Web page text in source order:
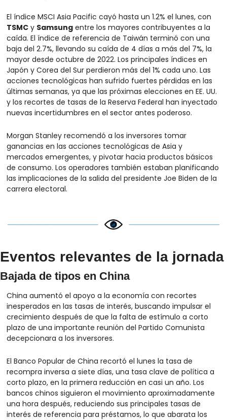
TSMC y Samsung entre los mayores contribuyentes a la
caída. El índice de referencia de Taiwán terminó con una
baja del 2.7%, llevando su caída de 4 días a más del 7%, la
mayor desde octubre de 2022. Los principales índices en
Japón y Corea del Sur perdieron más del 1% cada uno. Las
acciones tecnológicas han sufrido fuertes pérdidas en las
últimas semanas, ya que las próximas elecciones en EE. UU.
y los recortes de tasas de la Reserva Federal han inyectado
nuevas incertidumbres en el sector antes poderoso.
Morgan Stanley recomendó a los inversores tomar
ganancias en las acciones tecnológicas de Asia y
mercados emergentes, y pivotar hacia productos básicos
de consumo. Los operadores también estaban planificando
las implicaciones de la salida del presidente Joe Biden de la
carrera electoral.
Eventos relevantes de la jornada
Bajada de tipos en China
China aumentó el apoyo a la economía con recortes
inesperados en las tasas de interés, buscando impulsar el
crecimiento después de que la falta de estímulo a corto
plazo de una importante reunión del Partido Comunista
decepcionara a los inversores.
El Banco Popular de China recortó el lunes la tasa de
recompra inversa a siete días, una tasa clave de política a
corto plazo, en la primera reducción en casi un año. Los
bancos chinos siguieron el movimiento aproximadamente
una hora después, reduciendo sus principales tasas de
interés de referencia para préstamos, lo que abarata los